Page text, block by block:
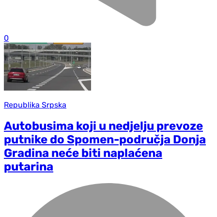
0
Republika Srpska
Autobusima koji u nedjelju prevoze
putnike do Spomen-područja Donja
Gradina neće biti naplaćena
putarina